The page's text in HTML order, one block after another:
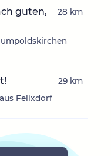
guten,
28 km
Felixdorf
29 km